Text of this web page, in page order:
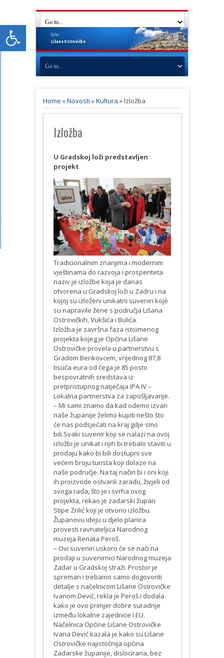
Open toolbar
LišaneOstrovičke
Općina
Home »Novosti »Kultura »Izložba
Izložba
U Gradskoj loži predstavljen
projekt
Tradicionalnim znanjima i modernim
vještinama do razvoja i prosperiteta
naziv je izložbe koja je danas
otvorena u Gradskoj loži u Zadru i na
kojoj su izloženi unikatni suveniri koje
su napravile žene s područja Lišana
Ostrovičkih, Vukšića i Bulića.
Izložba je završna faza istoimenog
projekta kojeg je Općina Lišane
Ostrovičke provela u partnerstvu s
Gradom Benkovcem, vrijednog 87,8
tisuća eura od čega je 85 posto
bespovratnih sredstava iz
pretpristupnog natječaja IPA IV –
Lokalna partnerstva za zapošljavanje.
– Mi sami znamo da kad odemo izvan
naše županije želimo kupiti nešto što
će nas podsjećati na kraj gdje smo
bili.Svaki suvenir koji se nalazi na ovoj
izložbi je unikat i njih bi trebalo staviti u
prodaju kako bi bili dostupni sve
većem broju turista koji dolaze na
naše područje. Na taj način bi i oni koji
ih proizvode ostvarili zaradu, živjeli od
svoga rada, što je i svrha ovog
projekta, rekao je zadarski župan
Stipe Zrilić koji je otvorio izložbu.
Županovu ideju u djelo planira
provesti ravnateljica Narodnog
muzeja Renata Peroš.
– Ovi suveniri uskoro će se naći na
prodaji u suvenirnici Narodnog muzeja
Zadar u Gradskoj straži. Prostor je
spreman i trebamo samo dogovoriti
detalje s načelnicom Lišane Ostrovičke
Ivanom Dević, rekla je Peroš i dodala
kako je ovo primjer dobre suradnje
između lokalne zajednice i EU.
Načelnica Općine Lišane Ostrovičke
Ivana Dević kazala je kako su Lišane
Ostrovičke najistočnija općina
Zadarske županije, dislocirana, bez